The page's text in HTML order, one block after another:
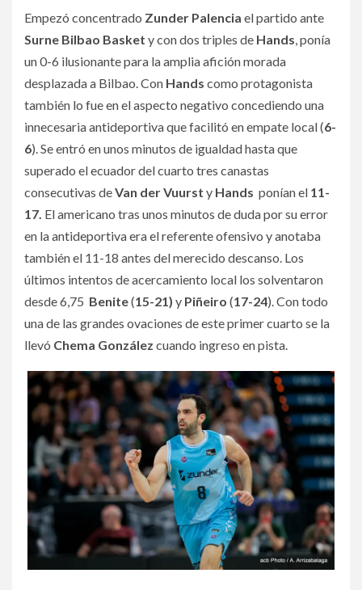
Empezó concentrado Zunder Palencia el partido ante
Surne Bilbao Basket y con dos triples de Hands, ponía
un 0-6 ilusionante para la amplia afición morada
desplazada a Bilbao. Con Hands como protagonista
también lo fue en el aspecto negativo concediendo una
innecesaria antideportiva que facilitó en empate local (6-
6). Se entró en unos minutos de igualdad hasta que
superado el ecuador del cuarto tres canastas
consecutivas deVan der Vuurst y Hands ponían el 11-
17. El americano tras unos minutos de duda por su error
en la antideportiva era el referente ofensivo y anotaba
también el 11-18 antes del merecido descanso. Los
últimos intentos de acercamiento local los solventaron
desde 6,75 Benite(15-21) y Piñeiro (17-24). Con todo
una de las grandes ovaciones de este primer cuarto se la
llevó Chema González cuando ingreso en pista.